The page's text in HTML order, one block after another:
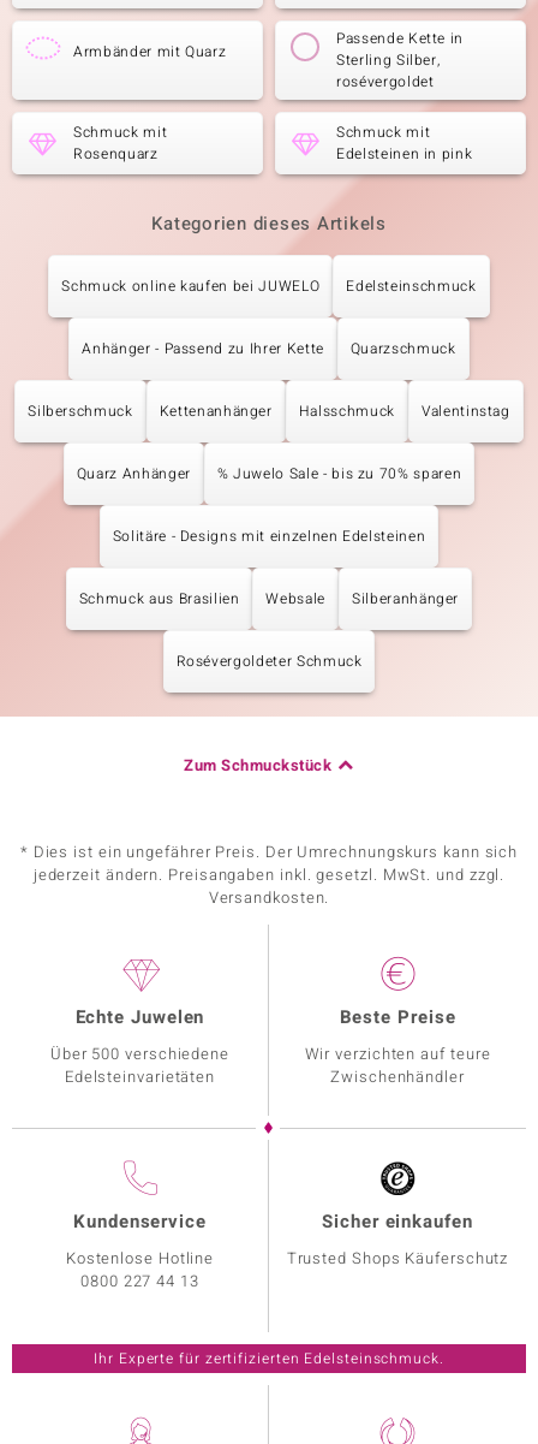
Armbänder mit Quarz
Passende Kette in
Sterling Silber,
rosévergoldet
Schmuck mit
Rosenquarz
Schmuck mit
Edelsteinen in pink
Kategorien dieses Artikels
Schmuck online kaufen bei JUWELO Edelsteinschmuck
Anhänger - Passend zu Ihrer Kette Quarzschmuck
Silberschmuck Kettenanhänger Halsschmuck Valentinstag
Quarz Anhänger % Juwelo Sale - bis zu 70% sparen
Solitäre - Designs mit einzelnen Edelsteinen
Schmuck aus Brasilien Websale Silberanhänger
Rosévergoldeter Schmuck
Zum Schmuckstück
* Dies ist ein ungefährer Preis. Der Umrechnungskurs kann sich
jederzeit ändern. Preisangaben inkl. gesetzl. MwSt. und zzgl.
Versandkosten.
Echte Juwelen
Über 500 verschiedene
Edelsteinvarietäten
Beste Preise
Wir verzichten auf teure
Zwischenhändler
Kundenservice
Kostenlose Hotline
0800 227 44 13
Sicher einkaufen
Trusted Shops Käuferschutz
Ihr Experte für zertifizierten Edelsteinschmuck.